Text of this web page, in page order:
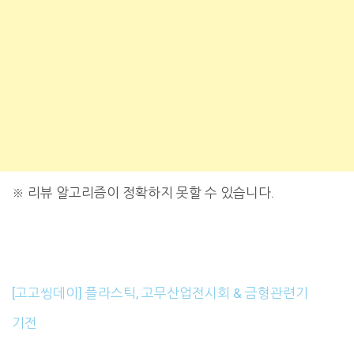
※ 리뷰 알고리즘이 정확하지 못할 수 있습니다.
[고고씽데이] 플라스틱, 고무산업전시회 & 금형관련기
기전